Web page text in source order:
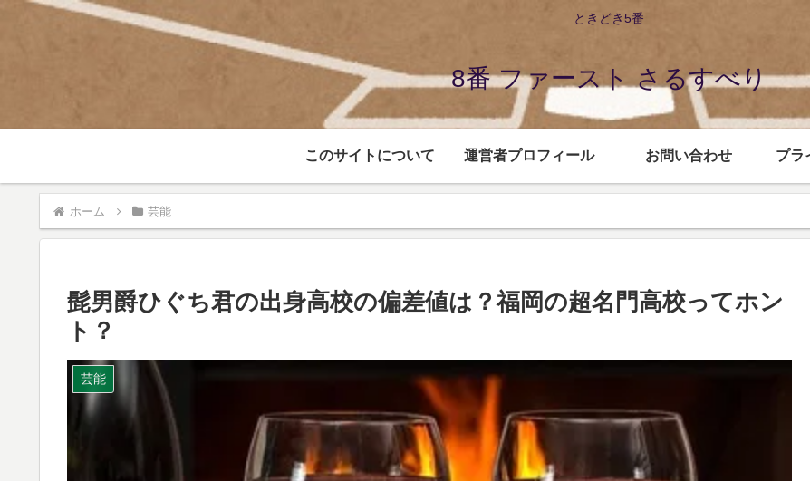
ときどき5番
8番 ファースト さるすべり
このサイトについて 運営者プロフィール お問い合わせ プラ
ホーム 芸能
髭男爵ひぐち君の出身高校の偏差値は？福岡の超名門高校ってホン
ト？
芸能